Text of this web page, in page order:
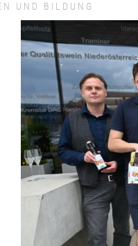
UND BILDUNG